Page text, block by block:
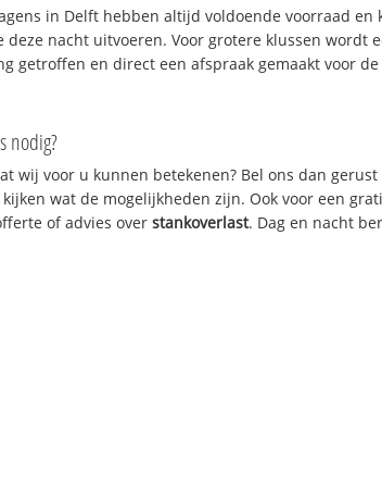
in Delft hebben altijd voldoende voorraad en
deze nacht uitvoeren. Voor grotere klussen wordt
getroffen en direct een afspraak gemaakt voor
nodig?
wij voor u kunnen betekenen? Bel ons dan
wat de mogelijkheden zijn. Ook voor een
of advies overstankoverlast. Dag en nacht